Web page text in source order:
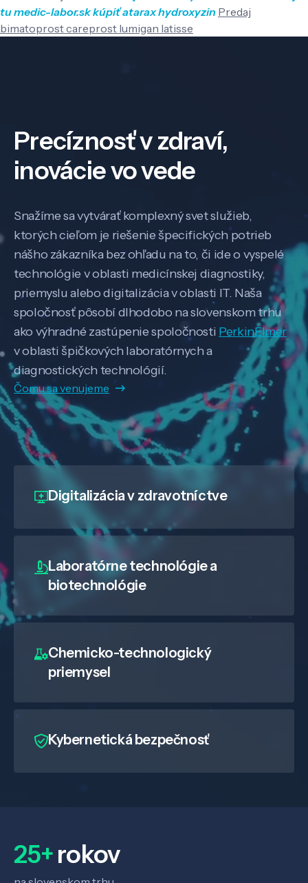
tumedic-labor.skkúpiť atarax hydroxyzin Predaj
bimatoprost careprost lumigan latisse
Precíznosť v zdraví,
inovácie vo vede
Snažíme sa vytvárať komplexný svet služieb,
ktorých cieľom je riešenie špecifických potrieb
nášho zákazníka bez ohľadu na to, či ide o vyspelé
technológie v oblasti medicínskej diagnostiky,
priemyslu alebo digitalizácia v oblasti IT. Naša
spoločnosť pôsobí dlhodobo na slovenskom trhu
ako výhradné zastúpenie spoločnosti PerkinElmer
v oblasti špičkových laboratórnych a
diagnostických technológií.
Čomu sa venujeme
Digitalizáciav zdravotníctve
Laboratórne technológie a
biotechnológie
Chemicko-technologický
priemysel
Kybernetická bezpečnosť
25+rokov